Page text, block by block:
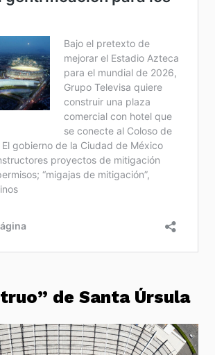
de Santa Úrsula